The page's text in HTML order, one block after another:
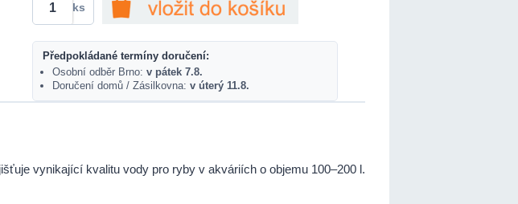
ks
Předpokládané termíny doručení:
Osobní odběr Brno: v pátek 7.8.
Doručení domů / Zásilkovna: v úterý 11.8.
vynikající kvalitu vody pro ryby v akváriích o objemu 100–200 l.